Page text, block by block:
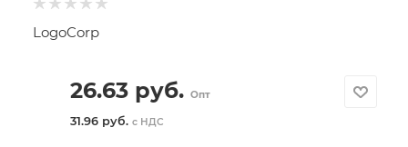
LogoCorp
26.63руб. Опт
31.96 руб. с НДС